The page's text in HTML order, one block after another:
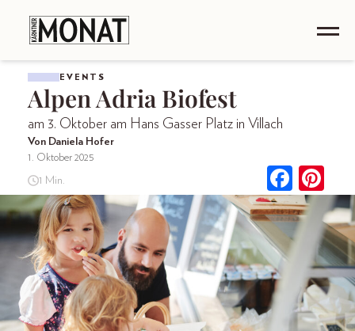
EVENTS
Alpen Adria Biofest
am 3. Oktober am Hans Gasser Platz in Villach
Von Daniela Hofer
1. Oktober 2025
1 Min.